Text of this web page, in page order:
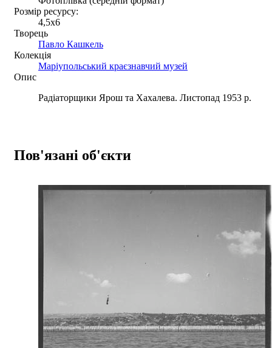
Розмір ресурсу:
4,5x6
Творець
Павло Кашкель
Колекція
Маріупольський краєзнавчий музей
Опис
Радіаторщики Ярош та Хахалева. Листопад 1953 р.
Пов'язані об'єкти